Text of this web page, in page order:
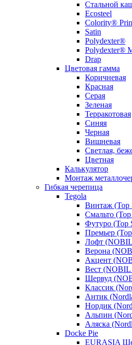
Стальной
Ecosteel
Colority®
Satin
Polydexter®
Polydexter®
Drap
Цветовая гамма
Коричневая
Красная
Серая
Зеленая
Терракотовая
Синяя
Черная
Вишневая
Светлая,
Цветная
Калькулятор
Монтаж
Гибкая черепица
Tegola
Винтаж (Top
Смальто
Футуро (Top
Премьер
Лофт
Верона
Акцент
Вест
Шервуд
Классик
Антик
Нордик
Альпин
Аляска
Docke Pie
EURASIA